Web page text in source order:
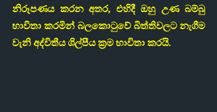
නිරූපණය කරන අතර, එහිදී ඔහු උණ බම්බු
භාවිතා කරමින් බලකොටුවේ බිත්තිවලට නැගීම
වැනි අද්විතීය ශිල්පීය ක්‍රම භාවිතා කරයි.